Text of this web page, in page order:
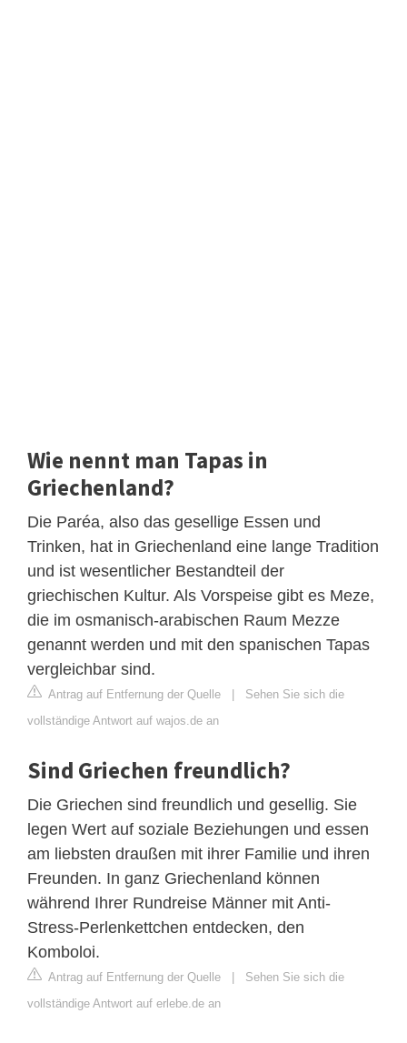
Wie nennt man Tapas in
Griechenland?
Die Paréa, also das gesellige Essen und
Trinken, hat in Griechenland eine lange Tradition
und ist wesentlicher Bestandteil der
griechischen Kultur. Als Vorspeise gibt es Meze,
die im osmanisch-arabischen Raum Mezze
genannt werden und mit den spanischen Tapas
vergleichbar sind.
Antrag auf Entfernung der Quelle | Sehen Sie sich die
vollständige Antwort auf wajos.de an
Sind Griechen freundlich?
Die Griechen sind freundlich und gesellig. Sie
legen Wert auf soziale Beziehungen und essen
am liebsten draußen mit ihrer Familie und ihren
Freunden. In ganz Griechenland können
während Ihrer Rundreise Männer mit Anti-
Stress-Perlenkettchen entdecken, den
Komboloi.
Antrag auf Entfernung der Quelle | Sehen Sie sich die
vollständige Antwort auf erlebe.de an